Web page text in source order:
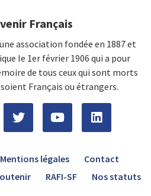
Français
association fondée en 1887 et
le 1er février 1906 qui a pour
de tous ceux qui sont morts
Français ou étrangers.
Mentions légales
Contact
RAFI-SF Nos statuts